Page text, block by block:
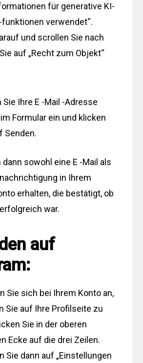
für generative KI-
verwendet“.
und scrollen Sie nach
auf „Recht zum Objekt“
Sie Ihre E -Mail -Adresse
Formular ein und klicken
Senden.
dann sowohl eine E -Mail als
in Ihrem
erhalten, die bestätigt, ob
war.
auf
Sie sich bei Ihrem Konto an,
Sie auf Ihre Profilseite zu
Sie in der oberen
Ecke auf die drei Zeilen.
Sie dann auf „Einstellungen